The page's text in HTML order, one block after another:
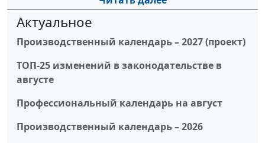
Актуальное
Производственный календарь – 2027 (проект)
ТОП-25 изменений в законодательстве в
августе
Профессиональный календарь на август
Производственный календарь – 2026